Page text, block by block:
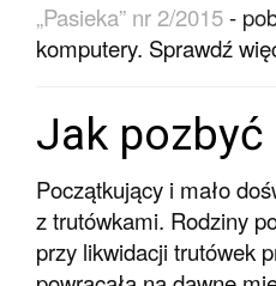
„Pasieka” nr 2/2015-
komputery. Sprawdź
Jak
Początkujący i mało
z trutówkami. Rodziny
przy likwidacji trutówek